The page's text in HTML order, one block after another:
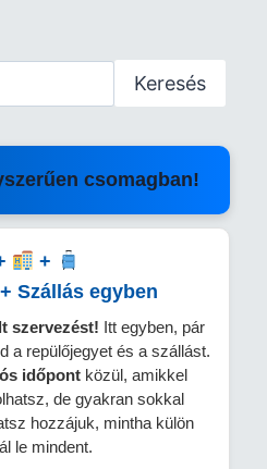
Keresés
csomagban!
+
Szállás egyben
szervezést! Itt egyben, pár
a repülőjegyet és a szállást.
időpont közül, amikkel
de gyakran sokkal
hozzájuk, mintha külön
le mindent.